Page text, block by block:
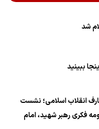
شد
ببینید
انقلاب اسلامی؛ نشست
فکری رهبر شهید، امام